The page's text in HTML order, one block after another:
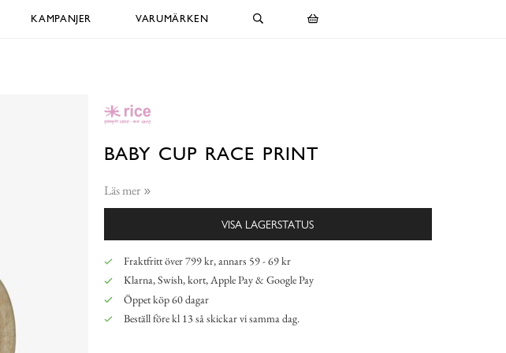
KAMPANJER VARUMÄRKEN
BABY CUP RACE PRINT
Läs mer
VISA LAGERSTATUS
Fraktfritt över 799 kr, annars 59 - 69 kr
Klarna, Swish, kort, Apple Pay & Google Pay
Öppet köp 60 dagar
Beställ före kl 13 så skickar vi samma dag.